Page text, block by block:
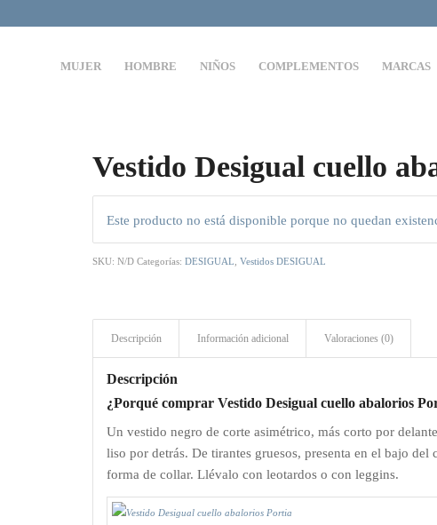
MUJER HOMBRE NIÑOS COMPLEMENTOS MARCAS
Vestido Desigual cuello
Este producto no está disponible porque no quedan
SKU:N/D Categorías:DESIGUAL ,Vestidos DESIGUAL
Descripción Información adicional Valoraciones (0)
Descripción
¿Porqué comprar Vestido Desigual cuello abalorios
Un vestido negro de corte asimétrico, más corto por
liso por detrás. De tirantes gruesos, presenta en el bajo
forma de collar. Llévalo con leotardos o con leggins.